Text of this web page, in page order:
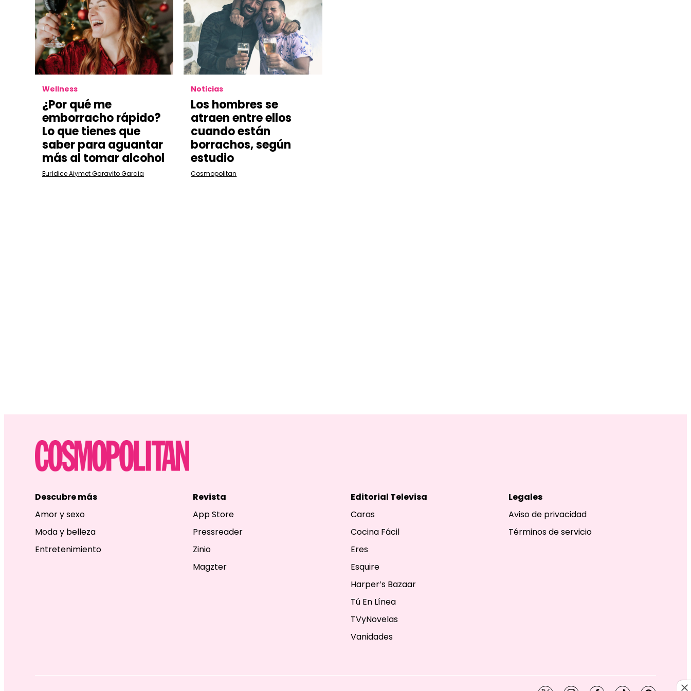
Wellness
¿Por qué me
emborracho rápido?
Lo que tienes que
saber para aguantar
más al tomar alcohol
Eurídice Aiymet Garavito García
Noticias
Los hombres se
atraen entre ellos
cuando están
borrachos, según
estudio
Cosmopolitan
Descubre más
Amor y sexo
Moda y belleza
Entretenimiento
Revista
App Store
Pressreader
Zinio
Magzter
Editorial Televisa
Caras
Cocina Fácil
Eres
Esquire
Harper’s Bazaar
Tú En Línea
TVyNovelas
Vanidades
Legales
Aviso de privacidad
Términos de servicio